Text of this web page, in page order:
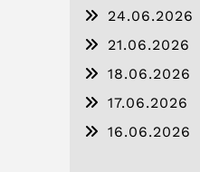
24.06.2026
21.06.2026
18.06.2026
17.06.2026
16.06.2026